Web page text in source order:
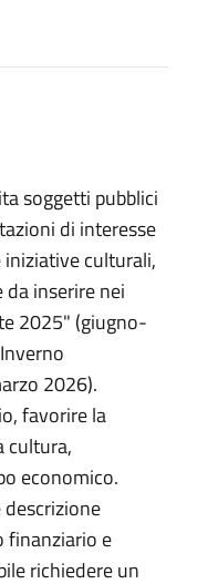
soggetti pubblici
di interesse
iniziative culturali,
inserire nei
2025" (giugno-
2026).
favorire la
cultura,
economico.
finanziario e
richiedere un